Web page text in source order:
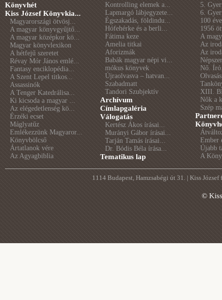
Könyvhét
Kiss József Könyvkia...
Magyarországi ötvösj...
A magyar könyvgyűjtő...
A magyar középkor kö...
Magyar könyvlexikon
A hétfejű szeretet
Révay Mór János emlé...
Fantasy enciklopédia...
A Szent Lepel titkos...
Assassinók
A Tenger Katedrálisa...
Ki kicsoda a magyar ...
Az elégedetlenség kö...
Érzéki ecset
Máglyatűz
Emlékezzünk Magyaror...
Könyvbölcső
Ártatlanok vére
Az Agyagbiblia
Kontrolling elemek a...
Lapmargó lábjegyzete...
Égszakadás, földindu...
Hófehérke és a berli...
Fátima keze
Amelia titkai
Aforizmák
Babák magyar népi vi...
mókus könyvek
Újraolvasva – hatvan...
Szabadmatt
Tandori Szubjektív
Archívum
Címlapgaléria
Válogatás
Kertész Ákos írásai...
Murányi Gábor írásai...
Tarján Tamás írásai...
Dr. Bódis Béla írása...
Tematikus lap
5.
6.
100
1956
A
Az
Az
Nő.
XIII.
Nők a
Szép
Ember
Újabb
A
1114 Budapest, Hamzsabégi út 31. | Kiss
©